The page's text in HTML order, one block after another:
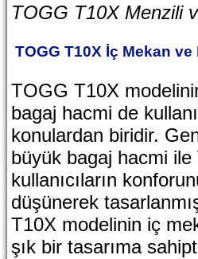
TOGG T10X Menzili
TOGG T10X İç Mekan
TOGG T10X
bagaj hacmi de
konulardan biridir.
büyük bagaj hacmi
kullanıcıların
düşünerek
T10X modelinin iç
şık bir tasarıma